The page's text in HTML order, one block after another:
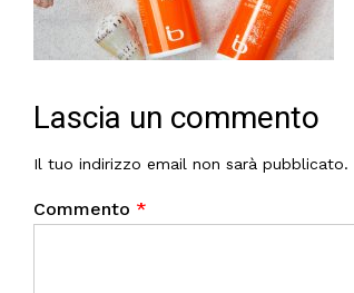
Lascia un commento
Il tuo indirizzo email non sarà pubblicato.
Commento *